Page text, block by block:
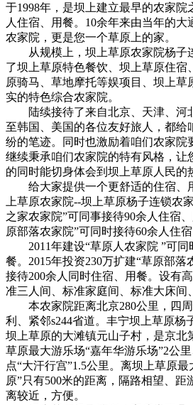
于1998年，是坝上建立最早的农家院
人住宿、用餐。10余年来由当年的
农家院，更是您一个草原上的家。
从规模上，坝上草原农家院杨子
了坝上草原特色餐饮、坝上草原住宿
原骑马、草地摩托等娱项目、坝上草
实的特色综合农家院。
陆续接待了来自北京、天津、河
至韩国、美国的各位友好旅人，都给
纷的笔迹。同时也激励着咱们农家院
继续秉承咱们农家院的特有风格，让
的同时能切身体会到坝上草原人民的
给大家提供一个更舒适的住宿、
上草原农家院--坝上草原杨子连锁农
之家农家院”可同事接待90余人住宿
原部落农家院”可同时接待60余人住宿
2011年建设“草原人农家院 ”可同
餐。2015年投资230万扩建“草原部落
接待200余人同时住宿、用餐。设有
准三人间、标准家庭间、标准大床间
本农家院距离北京280公里，四周
利、紧邻s244省道。丰宁坝上草原杨
坝上草原的大滩镇元山子村，是京北
草原最大游乐场“嘉年华游乐场”2公
点“大汗行宫”1.5公里。离坝上草原
原”只有500米的距离，隔路相望、距
离较近，方便。